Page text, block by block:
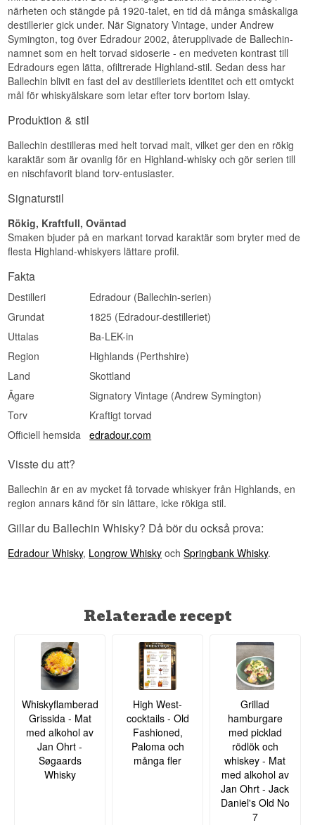
EAN nr: 5021944123605
Smakprofil
Rökig · Fruktig · Frisk
Visste du att?
Namnet Ballechin används bara för Edradours
Se hela vårt sortiment avEdradour Ballechin
Lyssna på vår podd:
Destilleri:Edradour Ballechin
Region/Land: Highland, Skottland
Typ: Highland Single Malt Scotch Whisky
Ålder: 10 år
ABV: 46 %
Storlek: 70 CL
Destillationsmetod: Dubbeldestillerad
EAN nr: 5021944087846
Visste du att?
Ballechin har fått sitt namn efter ett litet bränneri
whiskyhistorien.
Se hela vårt sortiment avEdradour Ballechin
närheten och stängde på 1920-talet, en tid då många småskaliga
destillerier gick under. När Signatory Vintage, under Andrew
Symington, tog över Edradour 2002, återupplivade de Ballechin-
namnet som en helt torvad sidoserie - en medveten kontrast till
Edradours egen lätta, ofiltrerade Highland-stil. Sedan dess har
Ballechin blivit en fast del av destilleriets identitet och ett omtyckt
mål för whiskyälskare som letar efter torv bortom Islay.
Produktion & stil
Ballechin destilleras med helt torvad malt, vilket ger den en rökig
karaktär som är ovanlig för en Highland-whisky och gör serien till
en nischfavorit bland torv-entusiaster.
Signaturstil
Rökig, Kraftfull, Oväntad
Smaken bjuder på en markant torvad karaktär som bryter med de
flesta Highland-whiskyers lättare profil.
Fakta
Destilleri
Edradour (Ballechin-serien)
Grundat
1825 (Edradour-destilleriet)
Uttalas
Ba-LEK-in
Region
Highlands (Perthshire)
Land
Skottland
Ägare
Signatory Vintage (Andrew Symington)
Torv
Kraftigt torvad
Officiell hemsida
edradour.com
Visste du att?
Ballechin är en av mycket få torvade whiskyer från Highlands, en
region annars känd för sin lättare, icke rökiga stil.
Gillar du Ballechin Whisky? Då bör du också prova:
Edradour Whisky, Longrow Whisky ochSpringbank Whisky.
Relaterade recept
Whiskyflamberad
Grissida - Mat
med alkohol av
Jan Ohrt -
Søgaards
Whisky
High West-
cocktails - Old
Fashioned,
Paloma och
många fler
Grillad
hamburgare
med picklad
rödlök och
whiskey - Mat
med alkohol av
Jan Ohrt - Jack
Daniel's Old No
7